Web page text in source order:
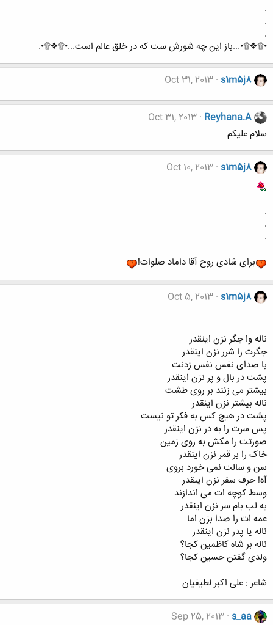
.
.
.
•۩❖۩•...باز این چه شورش ست که در خلق عالم است...•۩❖۩•.
s1m5j8
Oct 31, 2013
Reyhana.A
Oct 31, 2013
سلام علیکم
s1m5j8
Oct 10, 2013
.
.
.
برای شادی روح آقا داماد صلوات!
s1m5j8
Oct 5, 2013
ناله وا جگر نزن اینقدر
جگرت را شرر نزن اینقدر
با صدای نفس نفس زدنت
پشت در بال و پر نزن اینقدر
بیشتر می زنند بر روی طشت
ناله بیشتر نزن اینقدر
پشت در هیچ کس به فکر تو نیست
پس سرت را به در نزن اینقدر
صورتت را مکش به روی زمین
خاک را بر قمر نزن اینقدر
سن و سالت نمی خورد بروی
آه! حرف سفر نزن اینقدر
وسط کوچه ات می اندازند
به لب بام سر نزن اینقدر
عمه ات را صدا بزن اما
ناله یا پدر نزن اینقدر
ناله بر شاه کاظمین کجا؟
ولدی گفتن حسین کجا؟
شاعر : علی اکبر لطیفیان
s_aa
Sep 25, 2013